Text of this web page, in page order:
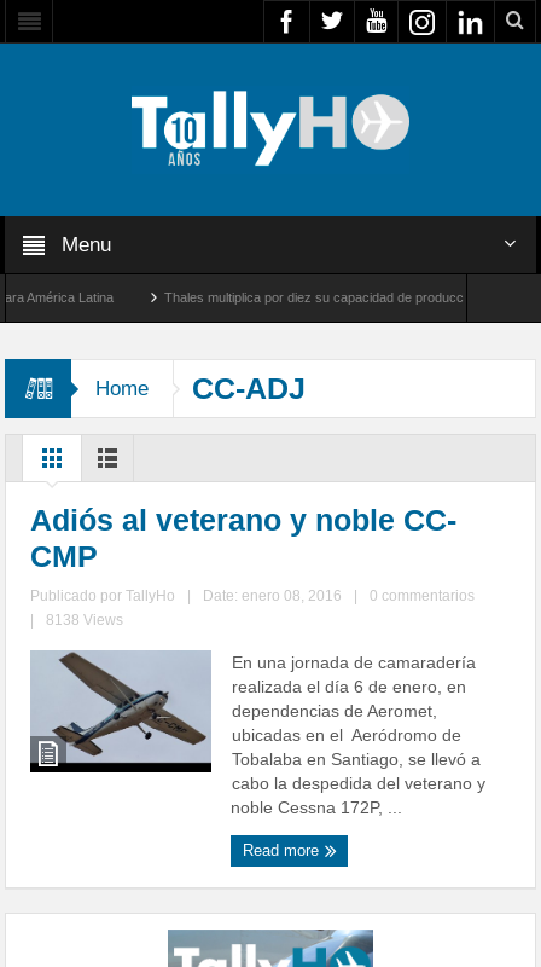
Menu
Latina Thales multiplica por diez su capacidad de producción de radares en
Home CC-ADJ
Adiós al veterano y noble CC-
CMP
Publicado porTallyHo Date: enero 08, 2016
0 commentarios
8138 Views
En una jornada de camaradería
realizada el día 6 de enero, en
dependencias de Aeromet,
ubicadas en el Aeródromo de
Tobalaba en Santiago, se llevó a
cabo la despedida del veterano y
noble Cessna 172P, ...
Read more